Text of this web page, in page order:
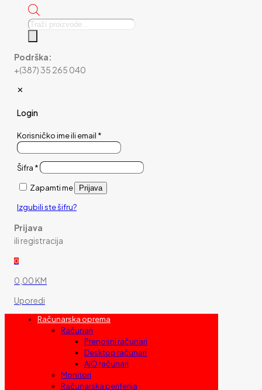
Products
Podrška:
+(387) 35 265 040
✕
Login
Korisničko ime ili email *
Šifra *
Zapamti me Prijava
Izgubili ste šifru?
Prijava
ili registracija
0
0,00 KM
Uporedi
Računarska oprema
Računari
Prenosni računari
Desktop računari
AIO računari
Monitori
Računarska periferija